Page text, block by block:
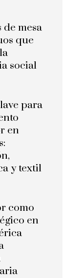
de mesa
que
social
para
en
y textil
como
en